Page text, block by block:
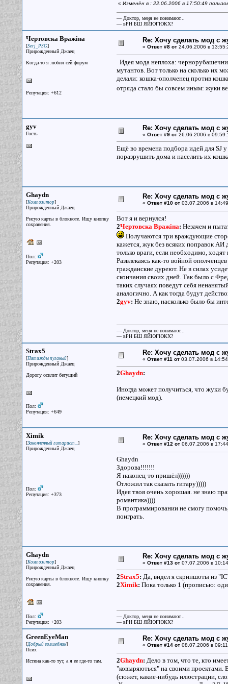
« Изменён в : 22.06.2006 в 17:50:49
— Доктор, меня не понимают...
— вРН БШ ЯЙЮГЮКХ?
Чертовска Вражiна
[Serj_PSG]
Прирожденный Джаец
Когда-то я любил сей форум
Репутация: +612
Re: Хочу сделать мод с
« Ответ #8 от24.06.2006 в
Идея мода неплоха:
мутантов. Вот только на сколько их
делали: кошка-ополченец против
отряда стало бы совсем иным: жуки
gyv
Гость
Re: Хочу сделать мод с
« Ответ #9 от26.06.2006 в
Ещё во времена подбора идей для SJ
поразрушить дома и населить их
Ghaydn
[Композитор]
Прирожденный Джаец
Рисую карты в блокноте. Ищу кнопку
сохранения.
Пол:
Репутация: +203
Re: Хочу сделать мод с
« Ответ #10 от03.07.2006 в
Вот я и вернулся!
2Чертовска Вражiна: Незачем и
Получаются три враждующие
кажется, жук без всяких поправок АИ
только враги, если необходимо,
Развлекаясь как-то войной
гражданские дуреют. Не в силах
скончания своих дней. Так было с
таких случаях поведут себя
аналогично. А как тогда будут
2gyv: Не знаю, насколько было бы
— Доктор, меня не понимают...
— вРН БШ ЯЙЮГЮКХ?
Strax5
[Пятижды пуганый]
Прирожденный Джаец
Дорогу осилит бегущий
Пол:
Репутация: +649
Re: Хочу сделать мод с
« Ответ #11 от03.07.2006 в
2Ghaydn:
Иногда может получиться, что жуки
(немецкий мод).
Ximik
[Законченный гитарист...]
Прирожденный Джаец
Пол:
Репутация: +373
Re: Хочу сделать мод с
« Ответ #12 от06.07.2006 в
Ghaydn
Здорова!!!!!!!
Я наконец-то пришёл))))))
Отложил так сказать гитару)))))
Идея твоя очень хорошая. не знаю
романтика))))
В программировании не смогу
поиграть.
Ghaydn
[Композитор]
Прирожденный Джаец
Рисую карты в блокноте. Ищу кнопку
сохранения.
Пол:
Репутация: +203
Re: Хочу сделать мод с
« Ответ #13 от07.07.2006 в
2Strax5: Да, видел я скриншоты из
2Ximik: Пока только 1 (прописью:
— Доктор, меня не понимают...
— вРН БШ ЯЙЮГЮКХ?
GreenEyeMan
[Добрый волшебник]
Псих
Истина как-то тут, а я ее где-то там.
Re: Хочу сделать мод с
« Ответ #14 от08.07.2006 в
2Ghaydn: Дело в том, что те, кто
"ковыряються" на своими
(сюжет, какие-нибудь илюстрации,